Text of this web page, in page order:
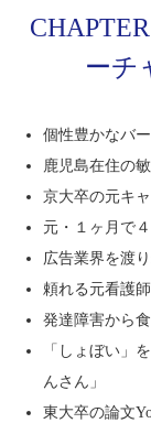
ーチ
個性豊かなバ
鹿児島在住の
京大卒の元キ
元・１ヶ月で
広告業界を渡
頼れる元看護
発達障害から
「しょぼい」
んさん」
東大卒の論文